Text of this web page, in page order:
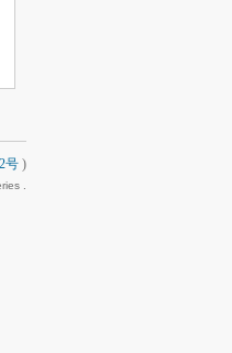
号 )
.